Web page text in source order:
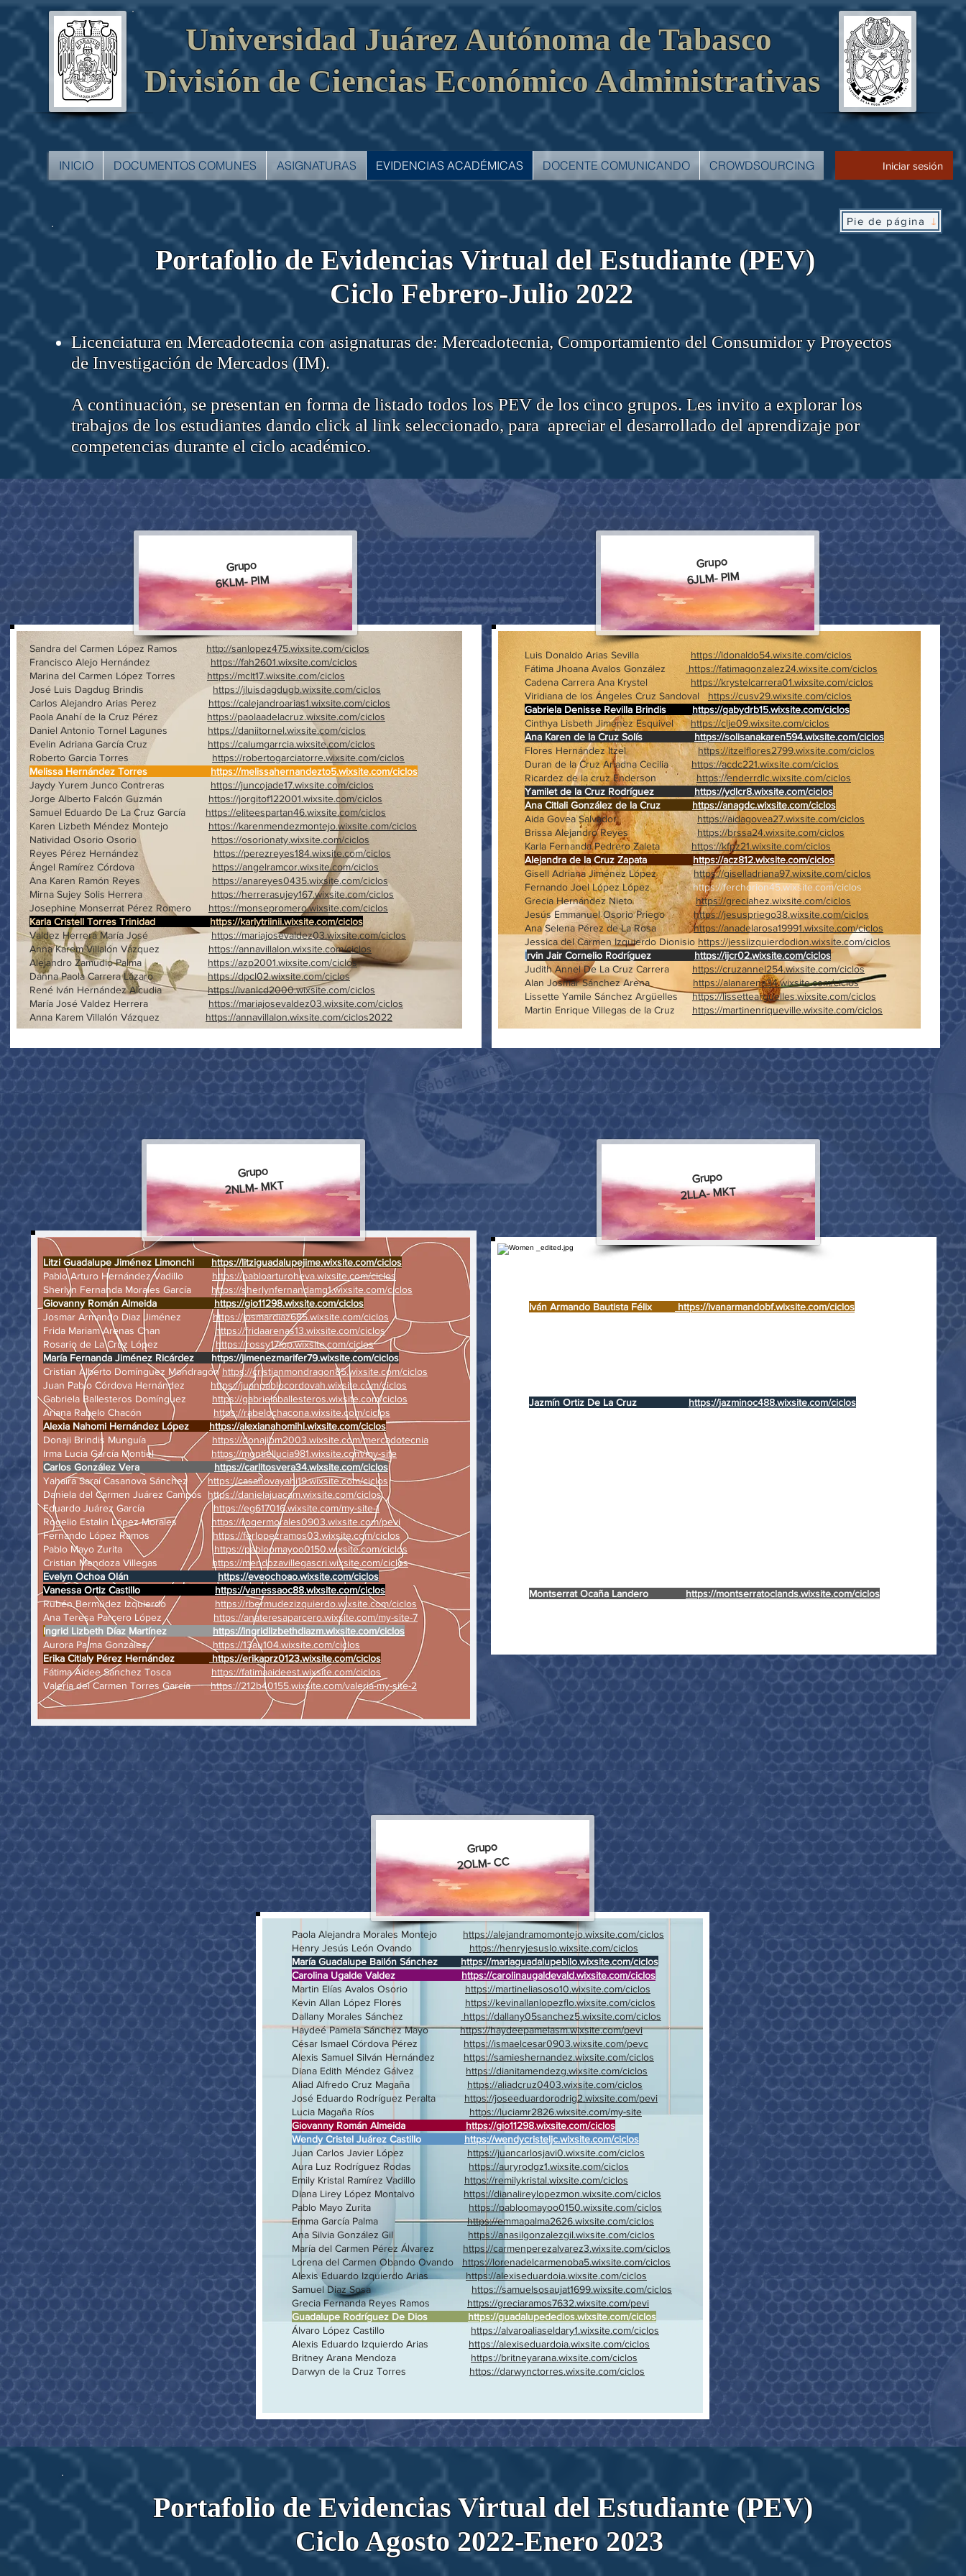
Universidad Juárez Autónoma de Tabasco
División de Ciencias Económico Administrativas
INICIO DOCUMENTOS COMUNES ASIGNATURAS EVIDENCIAS ACADÉMICAS DOCENTE COMUNICANDO CROWDSOURCING Iniciar sesión
Portafolio de Evidencias Virtual del Estudiante (PEV)
Ciclo Febrero-Julio 2022
Licenciatura en Mercadotecnia con asignaturas de: Mercadotecnia, Comportamiento del Consumidor y Proyectos
de Investigación de Mercados (IM).
A continuación, se presentan en forma de listado todos los PEV de los cinco grupos. Les invito a explorar los
trabajos de los estudiantes dando click al link seleccionado, para apreciar el desarrollado del aprendizaje por
competencias durante el ciclo académico.
Grupo
6KLM- PIM
Sandra del Carmen López Ramos http://sanlopez475.wixsite.com/ciclos
Francisco Alejo Hernández https://fah2601.wixsite.com/ciclos
Marina del Carmen López Torres https://mclt17.wixsite.com/ciclos
José Luis Dagdug Brindis https://jluisdagdugb.wixsite.com/ciclos
Carlos Alejandro Arias Perez https://calejandroarias1.wixsite.com/ciclos
Paola Anahí de la Cruz Pérez https://paolaadelacruz.wixsite.com/ciclos
Daniel Antonio Tornel Lagunes https://daniitornel.wixsite.com/ciclos
Evelin Adriana García Cruz https://calumgarrcia.wixsite.com/ciclos
Roberto Garcia Torres https://robertogarciatorre.wixsite.com/ciclos
Melissa Hernández Torres https://melissahernandezto5.wixsite.com/ciclos
Jaydy Yurem Junco Contreras https://juncojade17.wixsite.com/ciclos
Jorge Alberto Falcón Guzmán https://jorgitof122001.wixsite.com/ciclos
Samuel Eduardo De La Cruz García https://eliteespartan46.wixsite.com/ciclos
Karen Lizbeth Méndez Montejo https://karenmendezmontejo.wixsite.com/ciclos
Natividad Osorio Osorio https://osorionaty.wixsite.com/ciclos
Reyes Pérez Hernández https://perezreyes184.wixsite.com/ciclos
Ángel Ramírez Córdova https://angelramcor.wixsite.com/ciclos
Ana Karen Ramón Reyes https://anareyes0435.wixsite.com/ciclos
Mirna Sujey Solis Herrera https://herrerasujey167.wixsite.com/ciclos
Josephine Monserrat Pérez Romero https://monsepromero.wixsite.com/ciclos
Karla Cristell Torres Trinidad https://karlytriinii.wixsite.com/ciclos
Valdez Herrera María Joséhttps://mariajosevaldez03.wixsite.com/ciclos
Anna Karem Villalón Vázquez https://annavillalon.wixsite.com/ciclos
Alejandro Zamudio Palma https://azp2001.wixsite.com/ciclos
Danna Paola Carrera Lázarohttps://dpcl02.wixsite.com/ciclos
René Iván Hernández Alcudiahttps://ivanlcd2000.wixsite.com/ciclos
María José Valdez Herrera https://mariajosevaldez03.wixsite.com/ciclos
Anna Karem Villalón Vázquez https://annavillalon.wixsite.com/ciclos2022
Luis Donaldo Arias Sevilla https://ldonaldo54.wixsite.com/ciclos
Fátima Jhoana Avalos González
https://fatimagonzalez24.wixsite.com/ciclos
Cadena Carrera Ana Krystel https://krystelcarrera01.wixsite.com/ciclos
Viridiana de los Ángeles Cruz Sandoval https://cusv29.wixsite.com/ciclos
Gabriela Denisse Revilla Brindis https://gabydrb15.wixsite.com/ciclos
Cinthya Lisbeth Jiménez Esquivelhttps://clje09.wixsite.com/ciclos
Ana Karen de la Cruz Solís https://solisanakaren594.wixsite.com/ciclos
Flores Hernández Itzelhttps://itzelflores2799.wixsite.com/ciclos
Duran de la Cruz Ariadna Cecilia https://acdc221.wixsite.com/ciclos
Ricardez de la cruz Endersonhttps://enderrdlc.wixsite.com/ciclos
Yamilet de la Cruz Rodríguez https://ydlcr8.wixsite.com/ciclos
Ana Citlali González de la Cruz https://anagdc.wixsite.com/ciclos
Aida Govea Salvadorhttps://aidagovea27.wixsite.com/ciclos
Brissa Alejandro Reyeshttps://brssa24.wixsite.com/ciclos
Karla Fernanda Pedrero Zaleta https://kfpz21.wixsite.com/ciclos
Alejandra de la Cruz Zapata https://acz812.wixsite.com/ciclos
Gisell Adriana Jiménez Lópezhttps://giselladriana97.wixsite.com/ciclos
Fernando Joel López López
https://ferchorion45.wixsite.com/ciclos
Grecia Hernández Nietohttps://greciahez.wixsite.com/ciclos
Jesús Emmanuel Osorio Priegohttps://jesuspriego38.wixsite.com/ciclos
Ana Selena Pérez de La Rosahttps://anadelarosa19991.wixsite.com/ciclos
Jessica del Carmen Izquierdo Dionisio https://jessiizquierdodion.wixsite.com/ciclos
Irvin Jair Cornelio Rodríguez https://ijcr02.wixsite.com/ciclos
Judith Annel De La Cruz Carrera https://cruzannel254.wixsite.com/ciclos
Alan Josmar Sánchez Arena https://alanarena34.wixsite.com/ciclos
Lissette Yamile Sánchez Argüelleshttps://lissettearguelles.wixsite.com/ciclos
Martin Enrique Villegas de la Cruz https://martinenriqueville.wixsite.com/ciclos
Grupo
6JLM- PIM
Grupo
2NLM- MKT
Litzi Guadalupe Jiménez Limonchi https://litziguadalupejime.wixsite.com/ciclos
Pablo Arturo Hernández Vadillo https://pabloarturoheva.wixsite.com/ciclos
Sherlyn Fernanda Morales García https://sherlynfernandamg1.wixsite.com/ciclos
Giovanny Román Almeida https://gio11298.wixsite.com/ciclos
Josmar Armando Diaz Jiménezhttps://josmardiaz685.wixsite.com/ciclos
Frida Mariam Arenas Chanhttps://fridaarenas13.wixsite.com/ciclos
Rosario de La Cruz Lópezhttps://rossy17lop.wixsite.com/ciclos
María Fernanda Jiménez Ricárdez https://jimenezmarifer79.wixsite.com/ciclos
Cristian Alberto Domínguez Mondragónhttps://cristianmondragon85.wixsite.com/ciclos
Juan Pablo Córdova Hernández https://juanpablocordovah.wixsite.com/ciclos
Gabriela Ballesteros Domínguez https://gabrielaballesteros.wixsite.com/ciclos
Ariana Rabelo Chacón https://rabelochacona.wixsite.com/ciclos
Alexia Nahomi Hernández López https://alexianahomihl.wixsite.com/ciclos
Donaji Brindis Munguía https://donajibm2003.wixsite.com/mercadotecnia
Irma Lucia García Montiel https://montiellucia981.wixsite.com/my-site
Carlos González Vera https://carlitosvera34.wixsite.com/ciclos
Yahaira Saraí Casanova Sánchezhttps://casanovayahi19.wixsite.com/ciclos
Daniela del Carmen Juárez Campos https://danielajuacam.wixsite.com/ciclos
Eduardo Juárez Garcíahttps://eg617016.wixsite.com/my-site-1
Rogelio Estalin López Morales https://rogermorales0903.wixsite.com/pevi
Fernando López Ramos https://ferlopezramos03.wixsite.com/ciclos
Pablo Mayo Zuritahttps://pabloomayoo0150.wixsite.com/ciclos
Cristian Mendoza Villegas https://mendozavillegascri.wixsite.com/ciclos
Evelyn Ochoa Olán https://eveochoao.wixsite.com/ciclos
Vanessa Ortiz Castillo https://vanessaoc88.wixsite.com/ciclos
Rubén Bermúdez Izquierdo https://rbermudezizquierdo.wixsite.com/ciclos
Ana Teresa Parcero López https://anateresaparcero.wixsite.com/my-site-7
Ingrid Lizbeth Díaz Martínez https://ingridlizbethdiazm.wixsite.com/ciclos
Aurora Palma Gonzálezhttps://13au104.wixsite.com/ciclos
Erika Citlaly Pérez Hernández
https://erikaprz0123.wixsite.com/ciclos
Fátima Aidee Sánchez Tosca https://fatimaaideest.wixsite.com/ciclos
Valeria del Carmen Torres Garcíahttps://212b40155.wixsite.com/valeria-my-site-2
Iván Armando Bautista Félix
https://ivanarmandobf.wixsite.com/ciclos
Jazmín Ortiz De La Cruz https://jazminoc488.wixsite.com/ciclos
Montserrat Ocaña Landero https://montserratoclands.wixsite.com/ciclos
Grupo
2LLA- MKT
Paola Alejandra Morales Montejo https://alejandramomontejo.wixsite.com/ciclos
Henry Jesús León Ovando https://henryjesuslo.wixsite.com/ciclos
María Guadalupe Bailón Sánchez https://mariaguadalupebilo.wixsite.com/ciclos
Carolina Ugalde Valdez https://carolinaugaldevald.wixsite.com/ciclos
Martin Elías Avalos Osorio https://martineliasoso10.wixsite.com/ciclos
Kevin Allan López Flores https://kevinallanlopezflo.wixsite.com/ciclos
Dallany Morales Sánchez
https://dallany05sanchez5.wixsite.com/ciclos
Haydeé Pamela Sánchez Mayohttps://haydeepamelasm.wixsite.com/pevi
César Ismael Córdova Pérez https://ismaelcesar0903.wixsite.com/pevc
Alexis Samuel Silván Hernández https://samieshernandez.wixsite.com/ciclos
Diana Edith Méndez Gálvez https://dianitamendezg.wixsite.com/ciclos
Aliad Alfredo Cruz Magaña https://aliadcruz0403.wixsite.com/ciclos
José Eduardo Rodríguez Peralta https://joseeduardorodrig2.wixsite.com/pevi
Lucia Magaña Ríos https://luciamr2826.wixsite.com/my-site
Giovanny Román Almeida https://gio11298.wixsite.com/ciclos
Wendy Cristel Juárez Castillo https://wendycristeljc.wixsite.com/ciclos
Juan Carlos Javier López https://juancarlosjavi0.wixsite.com/ciclos
Aura Luz Rodríguez Rodas https://auryrodgz1.wixsite.com/ciclos
Emily Kristal Ramírez Vadillo https://remilykristal.wixsite.com/ciclos
Diana Lirey López Montalvo https://dianalireylopezmon.wixsite.com/ciclos
Pablo Mayo Zurita https://pabloomayoo0150.wixsite.com/ciclos
Emma García Palmahttps://emmapalma2626.wixsite.com/ciclos
Ana Silvia González Gil https://anasilgonzalezgil.wixsite.com/ciclos
María del Carmen Pérez Álvarez https://carmenperezalvarez3.wixsite.com/ciclos
Lorena del Carmen Obando Ovando https://lorenadelcarmenoba5.wixsite.com/ciclos
Alexis Eduardo Izquierdo Arias https://alexiseduardoia.wixsite.com/ciclos
Samuel Diaz Sosa https://samuelsosaujat1699.wixsite.com/ciclos
Grecia Fernanda Reyes Ramos https://greciaramos7632.wixsite.com/pevi
Guadalupe Rodríguez De Dios https://guadalupededios.wixsite.com/ciclos
Álvaro López Castillo https://alvaroaliaseldary1.wixsite.com/ciclos
Alexis Eduardo Izquierdo Arias https://alexiseduardoia.wixsite.com/ciclos
Britney Arana Mendoza https://britneyarana.wixsite.com/ciclos
Darwyn de la Cruz Torres https://darwynctorres.wixsite.com/ciclos
Grupo
2OLM- CC
Portafolio de Evidencias Virtual del Estudiante (PEV)
Ciclo Agosto 2022-Enero 2023
Pie de página